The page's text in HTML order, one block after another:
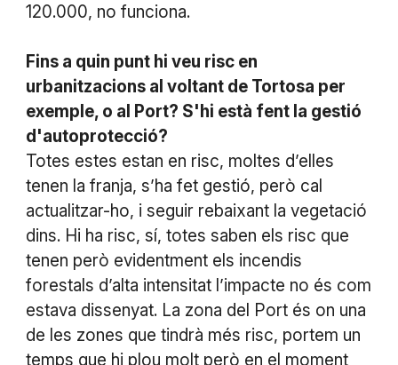
120.000, no funciona.
Fins a quin punt hi veu risc en
urbanitzacions al voltant de Tortosa per
exemple, o al Port? S'hi està fent la gestió
d'autoprotecció?
Totes estes estan en risc, moltes d’elles
tenen la franja, s’ha fet gestió, però cal
actualitzar-ho, i seguir rebaixant la vegetació
dins. Hi ha risc, sí, totes saben els risc que
tenen però evidentment els incendis
forestals d’alta intensitat l’impacte no és com
estava dissenyat. La zona del Port és on una
de les zones que tindrà més risc, portem un
temps que hi plou molt però en el moment